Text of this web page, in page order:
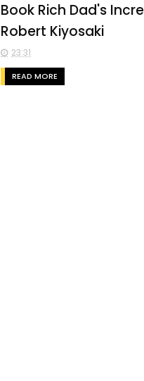
Book Rich Dad's
Robert Kiyosaki
23:31
READ MORE